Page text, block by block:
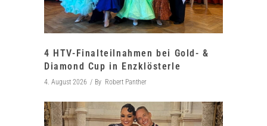
4 HTV-Finalteilnahmen bei Gold- &
Diamond Cup in Enzklösterle
4. August 2026 By Robert Panther